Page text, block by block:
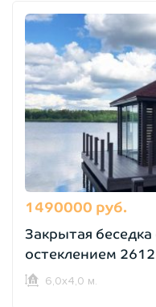
1490000 руб.
Закрытая
остеклением 2612
6,0х4,0 м.